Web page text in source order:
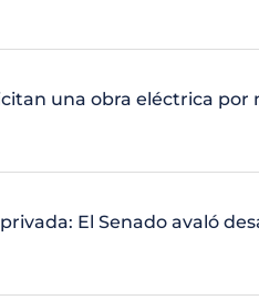
una obra eléctrica por
El Senado avaló